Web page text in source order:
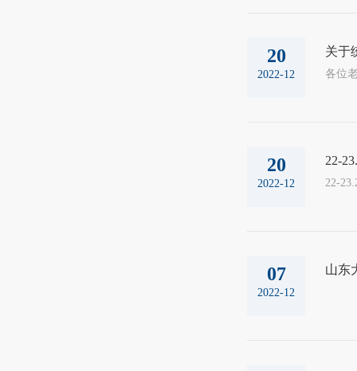
20
2022-12
关于
各位
20
2022-12
22-
22-
07
2022-12
山东